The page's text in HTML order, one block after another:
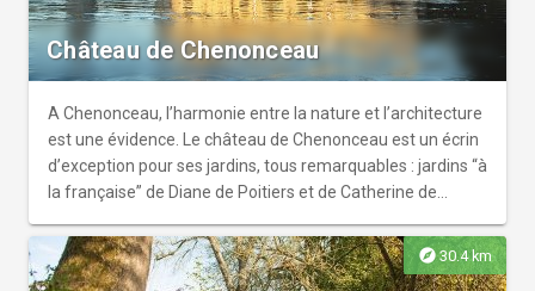
Château de Chenonceau
A Chenonceau, l’harmonie entre la nature et l’architecture
est une évidence. Le château de Chenonceau est un écrin
d’exception pour ses jardins, tous remarquables : jardins “à
la française” de Diane de Poitiers et de Catherine de
visites chaque jour de l’année, ses jardins sont entretenus
quotidiennement et aménagés en permanence. Les
explore 30.4 km